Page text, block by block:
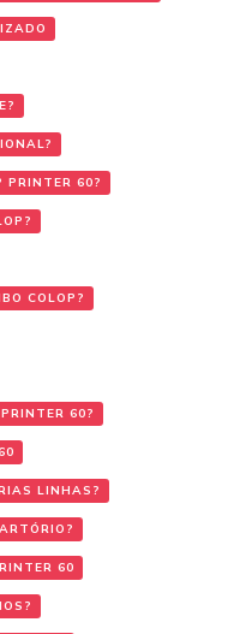
PRINTER 60?
COLOP?
60?
LINHAS?
60